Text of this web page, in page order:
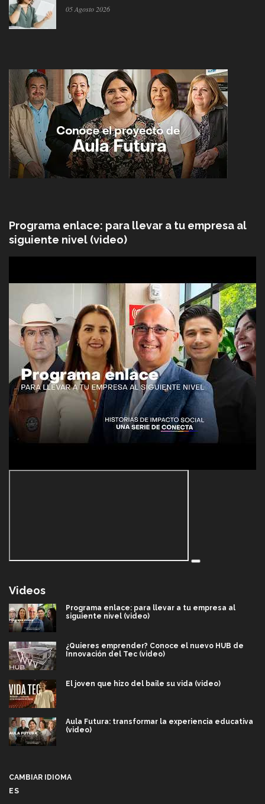
05 Agosto 2026
Programa enlace: para llevar a tu empresa al
siguiente nivel (video)
Videos
Programa enlace: para llevar a tu empresa al
siguiente nivel (video)
¿Quieres emprender? Conoce el nuevo HUB de
Innovación del Tec (video)
El joven que hizo del baile su vida (video)
Aula Futura: transformar la experiencia educativa
(video)
CAMBIAR IDIOMA
ES